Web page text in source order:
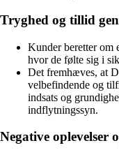
Tryghed og tillid
Kunder beretter om
hvor de følte sig i
Det fremhæves, at
velbefindende og
indsats og
indflytningssyn.
Negative oplevelser